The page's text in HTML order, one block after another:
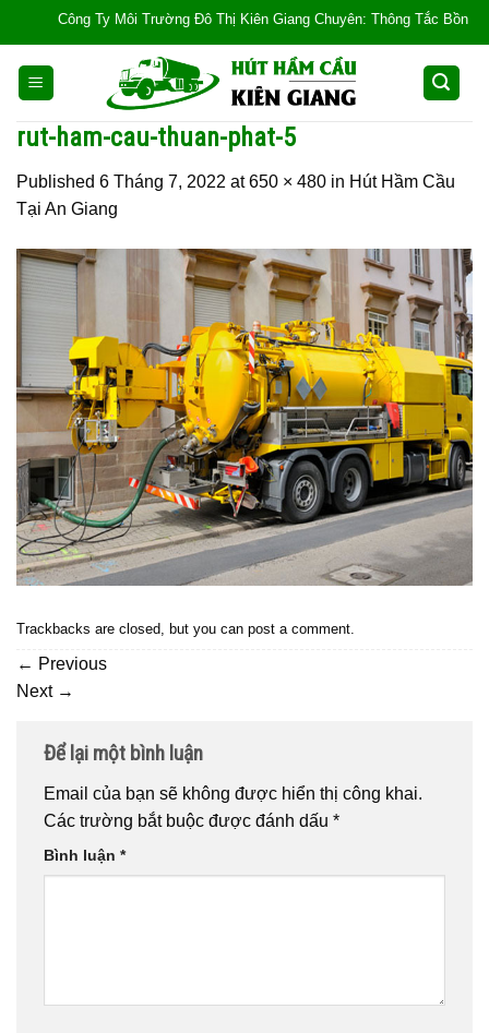
content
Công Ty Môi Trường Đô Thị Kiên Giang Chuyên: Thông Tắc Bồn
rut-ham-cau-thuan-phat-5
Published 6 Tháng 7, 2022 at650 × 480 in Hút Hầm Cầu
Tại An Giang
Trackbacks are closed, but you can post a comment.
← Previous
Next →
Để lại một bình luận
Email của bạn sẽ không được hiển thị công khai.
Các trường bắt buộc được đánh dấu *
Bình luận *